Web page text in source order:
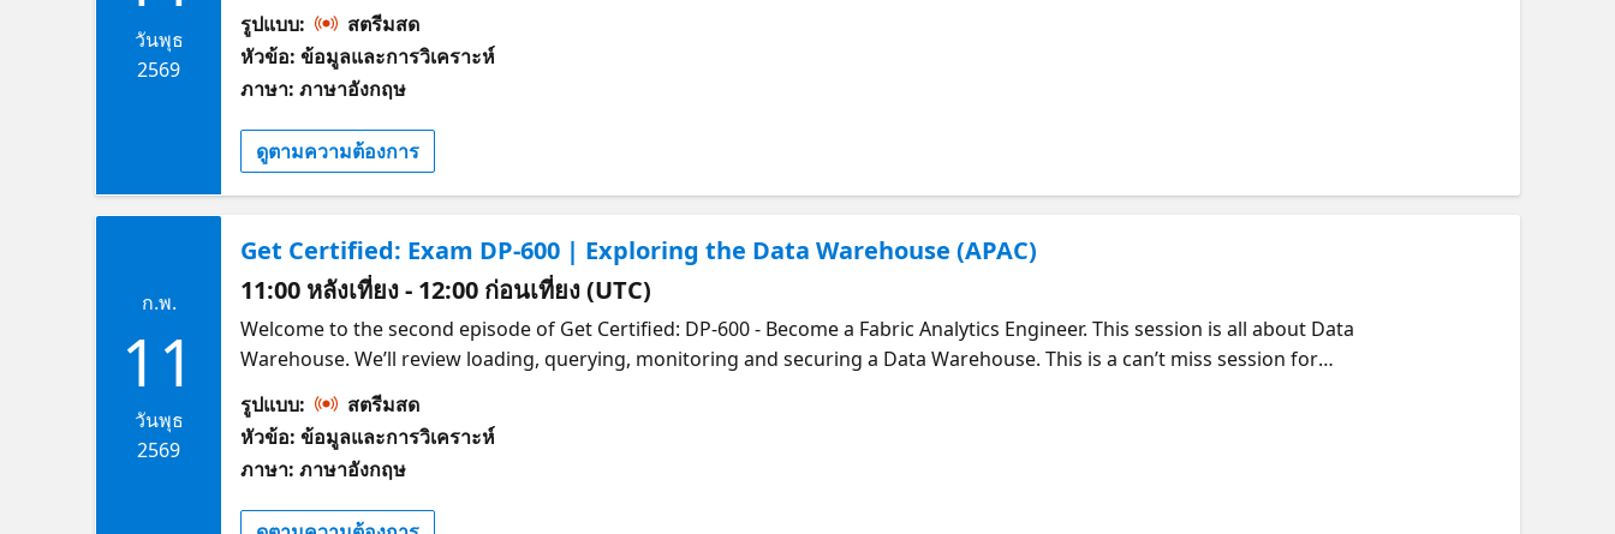
วันพุธ
2569
anyone working with data. For your convenience this session is available live in two time zones and on-demand following
the live presentations. Check out the alternate stream here.
รูปแบบ:
สตรีมสด
หัวข้อ: ข้อมูลและการวิเคราะห์
ภาษา: ภาษาอังกฤษ
ดูตามความต้องการ
ก.พ.
11
วันพุธ
2569
Get Certified: Exam DP-600 | Exploring the Data Warehouse (APAC)
11:00 หลังเที่ยง - 12:00 ก่อนเที่ยง (UTC)
Welcome to the second episode of Get Certified: DP-600 - Become a Fabric Analytics Engineer. This session is all about Data
Warehouse. We’ll review loading, querying, monitoring and securing a Data Warehouse. This is a can’t miss session for
anyone working with data. For your convenience this session is available live in two time zones and on-demand following
the live presentations. Check out the alternate stream here.
รูปแบบ:
สตรีมสด
หัวข้อ: ข้อมูลและการวิเคราะห์
ภาษา: ภาษาอังกฤษ